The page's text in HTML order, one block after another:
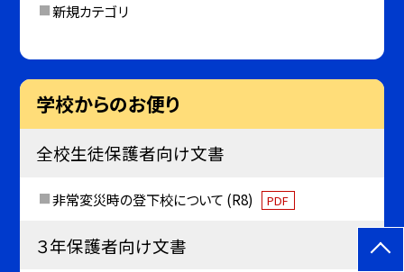
新規カテゴリ
学校からのお便り
全校生徒保護者向け文書
非常変災時の登下校について (R8) PDF
３年保護者向け文書